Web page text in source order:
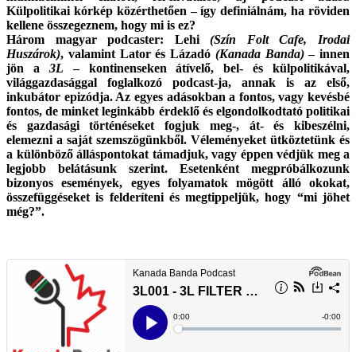
Külpolitikai kórkép közérthetően – így definiálnám, ha röviden
kellene összegeznem, hogy mi is ez?
Három magyar podcaster: Lehi(Szín Folt Cafe, Irodai
Huszárok), valamint Lator és Lázadó (Kanada Banda) – innen
jön a 3L – kontinenseken átívelő, bel- és külpolitikával,
világgazdasággal foglalkozó podcast-ja, annak is az első,
inkubátor epizódja. Az egyes adásokban a fontos, vagy kevésbé
fontos, de minket leginkább érdeklő és elgondolkodtató politikai
és gazdasági történéseket fogjuk meg-, át- és kibeszélni,
elemezni a saját szemszögünkből. Véleményeket ütköztetünk és
a különböző álláspontokat támadjuk, vagy éppen védjük meg a
legjobb belátásunk szerint.
Esetenként megpróbálkozunk
bizonyos események, egyes folyamatok mögött álló okokat,
összefüggéseket is felderíteni és megtippeljük, hogy “mi jöhet
még?”.